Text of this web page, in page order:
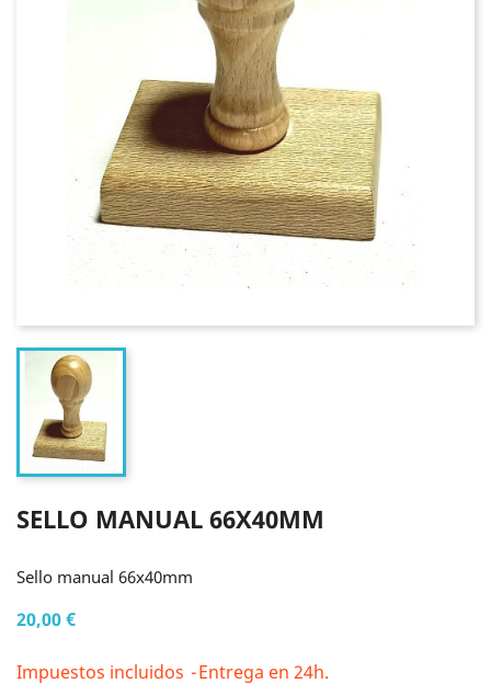
SELLO MANUAL 66X40MM
Sello manual 66x40mm
20,00 €
Impuestos incluidos Entrega en 24h.